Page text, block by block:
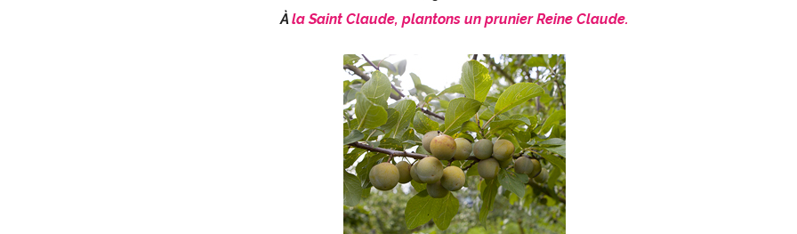
Àla Saint Claude, plantons un prunier Reine Claude.